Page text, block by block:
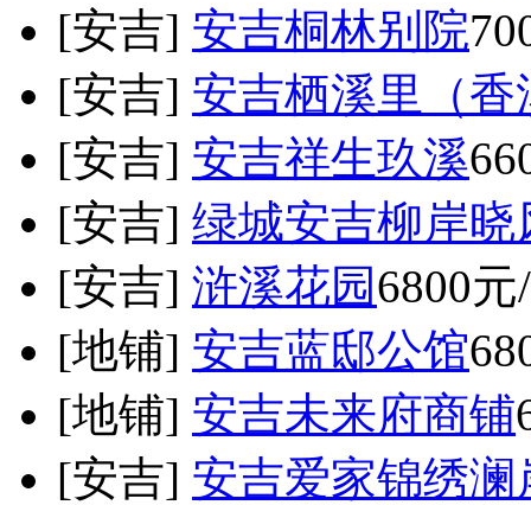
[安吉] 安吉桐林别院
[安吉] 安吉栖溪里（
[安吉] 安吉祥生玖溪
[安吉] 绿城安吉柳岸晓
[安吉] 浒溪花园6800
[地铺] 安吉蓝邸公馆
[地铺] 安吉未来府商铺
[安吉] 安吉爱家锦绣澜